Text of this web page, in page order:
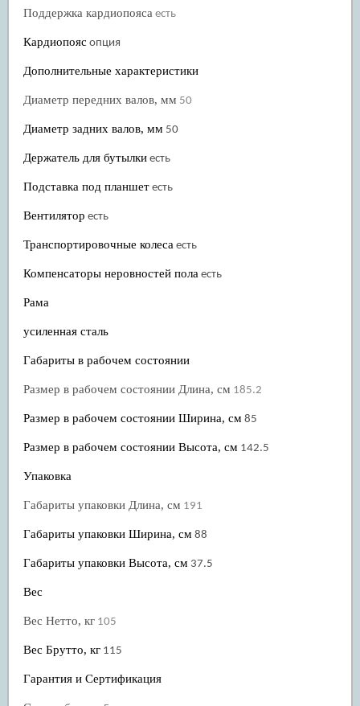
Поддержка кардиопоясаесть
Кардиопоясопция
Дополнительные характеристики
Диаметр передних валов, мм 50
Диаметр задних валов, мм 50
Держатель для бутылкиесть
Подставка под планшетесть
Вентилятор есть
Транспортировочные колесаесть
Компенсаторы неровностей полаесть
Рама
усиленная сталь
Габариты в рабочем состоянии
Размер в рабочем состоянии Длина, см 185.2
Размер в рабочем состоянии Ширина, см 85
Размер в рабочем состоянии Высота, см 142.5
Упаковка
Габариты упаковки Длина, см 191
Габариты упаковки Ширина, см 88
Габариты упаковки Высота, см 37.5
Вес
Вес Нетто, кг105
Вес Брутто, кг115
Гарантия и Сертификация